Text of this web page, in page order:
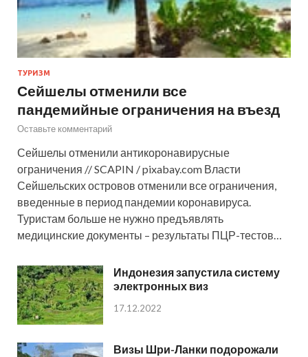
ТУРИЗМ
Сейшелы отменили все
пандемийные ограничения на въезд
Оставьте комментарий
Сейшелы отменили антикоронавирусные
ограничения // SCAPIN / pixabay.com Власти
Сейшельских островов отменили все ограничения,
введенные в период пандемии коронавируса.
Туристам больше не нужно предъявлять
медицинские документы – результаты ПЦР-тестов…
Индонезия запустила систему
электронных виз
17.12.2022
Визы Шри-Ланки подорожали